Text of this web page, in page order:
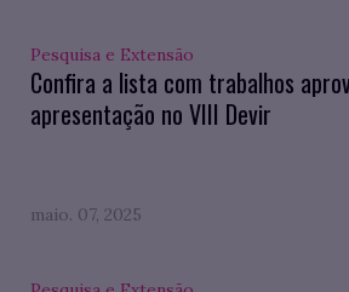
Pesquisa e Extensão
Confira a lista com trabalhos
apresentação no VIII Devir
maio. 07, 2025